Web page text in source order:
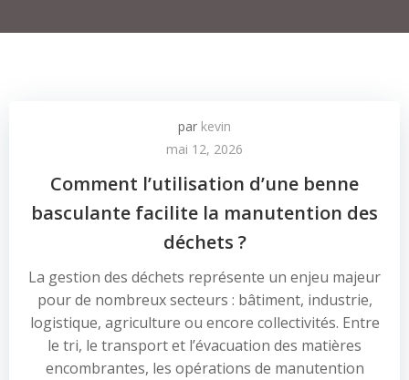
par kevin
mai 12, 2026
Comment l’utilisation d’une benne
basculante facilite la manutention des
déchets ?
La gestion des déchets représente un enjeu majeur
pour de nombreux secteurs : bâtiment, industrie,
logistique, agriculture ou encore collectivités. Entre
le tri, le transport et l’évacuation des matières
encombrantes, les opérations de manutention